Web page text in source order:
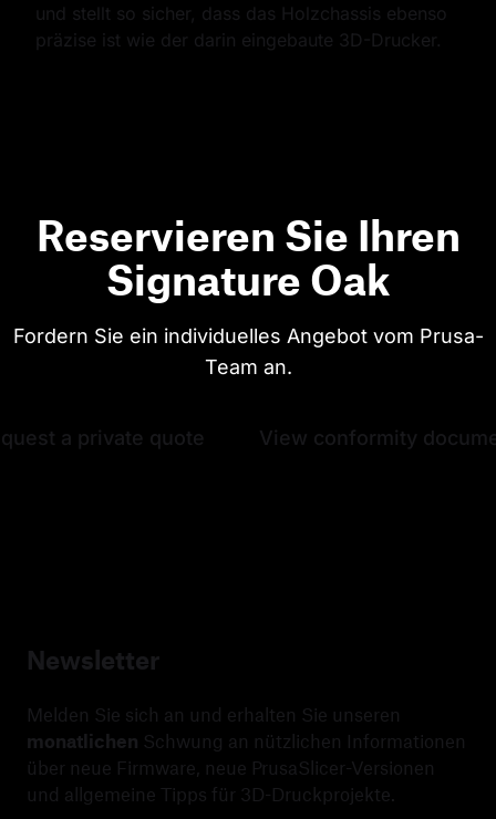
und stellt so sicher, dass das Holzchassis ebenso
präzise ist wie der darin eingebaute 3D-Drucker.
Reservieren Sie Ihren
Signature Oak
Fordern Sie ein individuelles Angebot vom Prusa-
Team an.
a private quote View conformity
Newsletter
Melden Sie sich an und erhalten Sie unseren
monatlichen Schwung an nützlichen Informationen
über neue Firmware, neue PrusaSlicer-Versionen
und allgemeine Tipps für 3D-Druckprojekte.